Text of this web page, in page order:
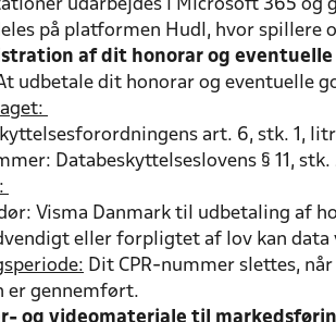
udarbejdes i Microsoft 365 og
på platformen Hudl, hvor spillere
af dit honorar og
udbetale dit honorar og eventuelle
art. 6, stk. 1,
Databeskyttelseslovens § 11,
Visma Danmark til udbetaling af
eller forpligtet af lov kan data
Dit CPR-nummer slettes,
er gennemført.
og videomateriale til